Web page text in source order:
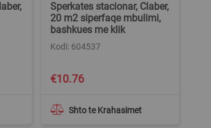
Sperkates stacionar, Claber,
20 m2 siperfaqe mbulimi,
bashkues me klik
Kodi: 604537
Shto te Krahasimet
€10.76